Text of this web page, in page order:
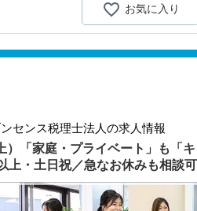
お気に入り
センス税理士法人の求人情報
）「家庭・プライベート」も「
上・土日祝／急なお休みも相談可